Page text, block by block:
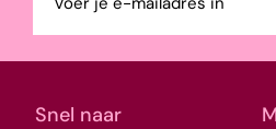
Snel naar
mailadres
(Vereist)